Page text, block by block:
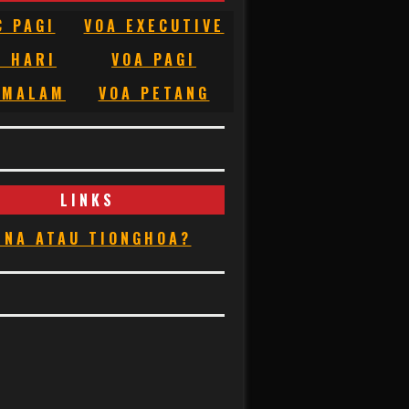
PAGI
VOA EXECUTIVE
HARI
VOA PAGI
VOA PETANG
LINKS
ATAU TIONGHOA?